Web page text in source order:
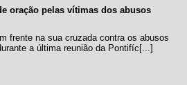
oração pelas vítimas dos abusos
frente na sua cruzada contra os abusos
a última reunião da Pontifíc[...]